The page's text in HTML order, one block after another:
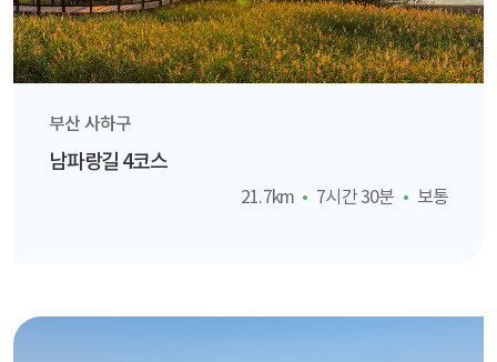
부산 사하구
남파랑길 4코스
21.7km 7시간 30분 보통